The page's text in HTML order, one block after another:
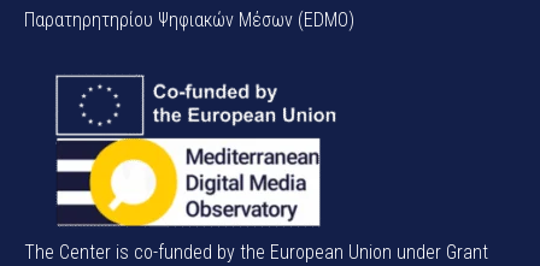
Παρατηρητηρίου Ψηφιακών Μέσων (EDMO)
The Center is co-funded by the European Union under Grant